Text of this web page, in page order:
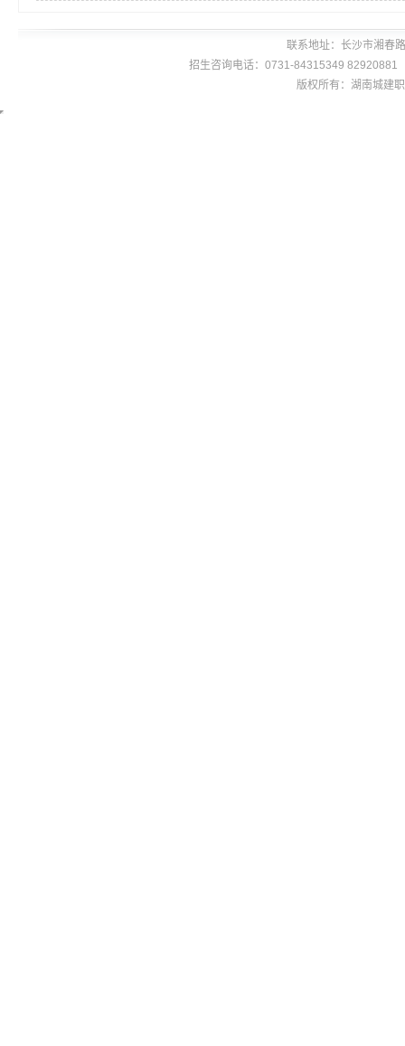
联系地址：长沙市湘春
招生咨询电话：0731-84315349
版权所有：湖南城建